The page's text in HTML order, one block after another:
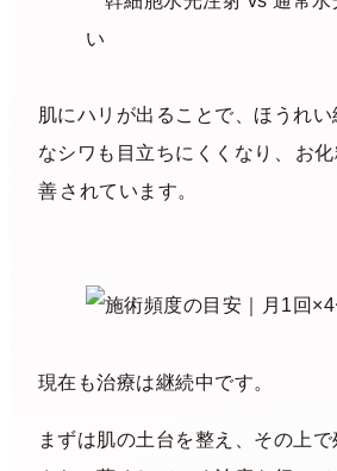
肌にハリが出ることで、ほうれ
なシワも目立ちにくくなり、
お
善 されています。
現在も治療は継続中です。
まずは肌の土台を整え、その上